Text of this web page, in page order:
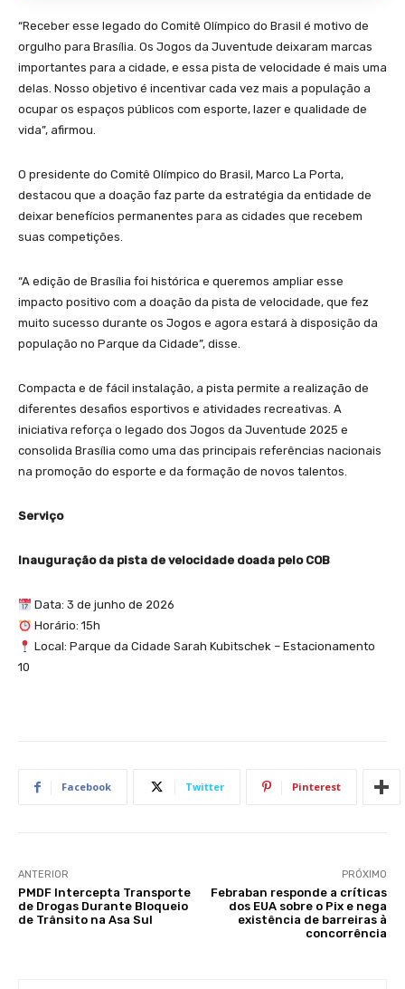
“Receber esse legado do Comitê Olímpico do Brasil é motivo de
orgulho para Brasília. Os Jogos da Juventude deixaram marcas
importantes para a cidade, e essa pista de velocidade é mais uma
delas. Nosso objetivo é incentivar cada vez mais a população a
ocupar os espaços públicos com esporte, lazer e qualidade de
vida”, afirmou.
O presidente do Comitê Olímpico do Brasil, Marco La Porta,
destacou que a doação faz parte da estratégia da entidade de
deixar benefícios permanentes para as cidades que recebem
suas competições.
“A edição de Brasília foi histórica e queremos ampliar esse
impacto positivo com a doação da pista de velocidade, que fez
muito sucesso durante os Jogos e agora estará à disposição da
população no Parque da Cidade”, disse.
Compacta e de fácil instalação, a pista permite a realização de
diferentes desafios esportivos e atividades recreativas. A
iniciativa reforça o legado dos Jogos da Juventude 2025 e
consolida Brasília como uma das principais referências nacionais
na promoção do esporte e da formação de novos talentos.
Serviço
Inauguração da pista de velocidade doada pelo COB
Data: 3 de junho de 2026
Horário: 15h
Local: Parque da Cidade Sarah Kubitschek – Estacionamento
10
Facebook Twitter Pinterest
ANTERIOR
PMDF Intercepta Transporte
de Drogas Durante Bloqueio
de Trânsito na Asa Sul
PRÓXIMO
Febraban responde a críticas
dos EUA sobre o Pix e nega
existência de barreiras à
concorrência